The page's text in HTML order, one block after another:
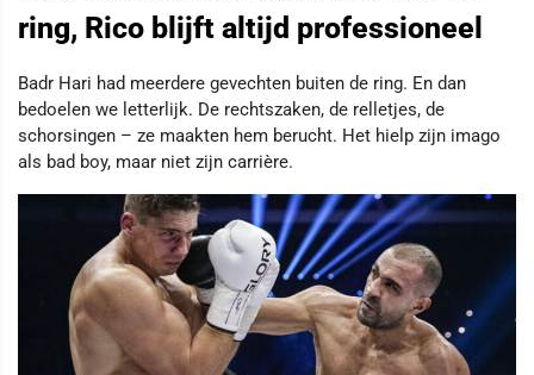
ring, Rico blijft altijd professioneel
Badr Hari had meerdere gevechten buiten de ring. En dan
bedoelen we letterlijk. De rechtszaken, de relletjes, de
schorsingen – ze maakten hem berucht. Het hielp zijn imago
als bad boy, maar niet zijn carrière.